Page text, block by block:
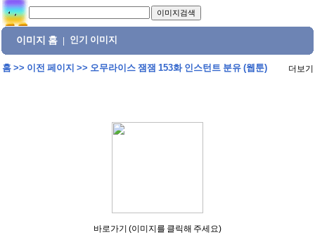
이미지 홈 인기 이미지
홈>> 이전 페이지 >> 오무라이스 잼잼 153화 인스턴트 분유 (웹툰) 더보기
바로가기 (이미지를 클릭해 주세요)